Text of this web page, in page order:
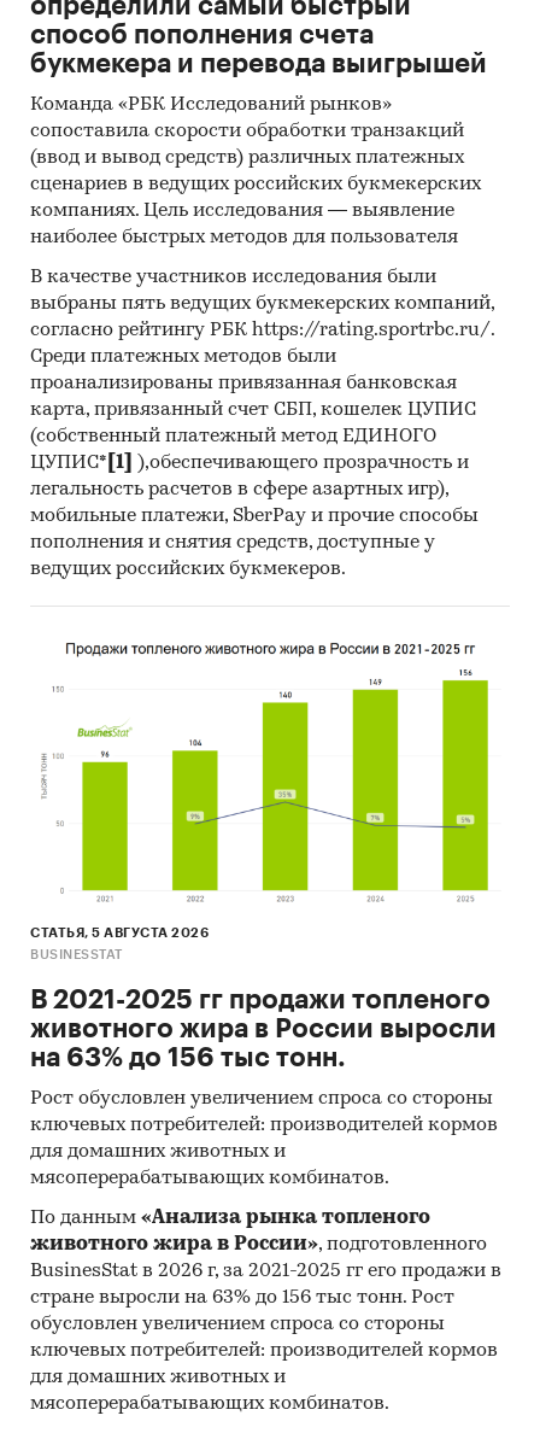
определили самый быстрый
способ пополнения счета
букмекера и перевода выигрышей
Команда «РБК Исследований рынков»
сопоставила скорости обработки транзакций
(ввод и вывод средств) различных платежных
сценариев в ведущих российских букмекерских
компаниях. Цель исследования — выявление
наиболее быстрых методов для пользователя
В качестве участников исследования были
выбраны пять ведущих букмекерских компаний,
согласно рейтингу РБК https://rating.sportrbc.ru/.
Среди платежных методов были
проанализированы привязанная банковская
карта, привязанный счет СБП, кошелек ЦУПИС
(собственный платежный метод ЕДИНОГО
ЦУПИС* [1]
),обеспечивающего прозрачность и
легальность расчетов в сфере азартных игр),
мобильные платежи, SberPay и прочие способы
пополнения и снятия средств, доступные у
ведущих российских букмекеров.
СТАТЬЯ, 5 АВГУСТА 2026
BUSINESSTAT
В 2021-2025 гг продажи топленого
животного жира в России выросли
на 63% до 156 тыс тонн.
Рост обусловлен увеличением спроса со стороны
ключевых потребителей: производителей кормов
для домашних животных и
мясоперерабатывающих комбинатов.
По данным «Анализа рынка топленого
животного жира в России», подготовленного
BusinesStat в 2026 г, за 2021-2025 гг его продажи в
стране выросли на 63% до 156 тыс тонн. Рост
обусловлен увеличением спроса со стороны
ключевых потребителей: производителей кормов
для домашних животных и
мясоперерабатывающих комбинатов.